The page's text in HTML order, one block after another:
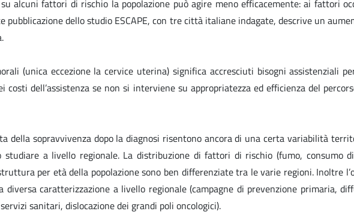
alcuni fattori di rischio la popolazione può agire meno efficacemente: ai fattori
dello studio ESCAPE, con tre città italiane indagate, descrive un
(unica eccezione la cervice uterina) significa accresciuti bisogni assistenziali
dell’assistenza se non si interviene su appropriatezza ed efficienza del
della sopravvivenza dopo la diagnosi risentono ancora di una certa variabilità
a livello regionale. La distribuzione di fattori di rischio (fumo, consumo
per età della popolazione sono ben differenziate tra le varie regioni. Inoltre
caratterizzazione a livello regionale (campagne di prevenzione primaria,
sanitari, dislocazione dei grandi poli oncologici).